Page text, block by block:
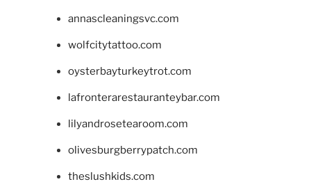
annascleaningsvc.com
wolfcitytattoo.com
oysterbayturkeytrot.com
lafronterarestauranteybar.com
lilyandrosetearoom.com
olivesburgberrypatch.com
theslushkids.com